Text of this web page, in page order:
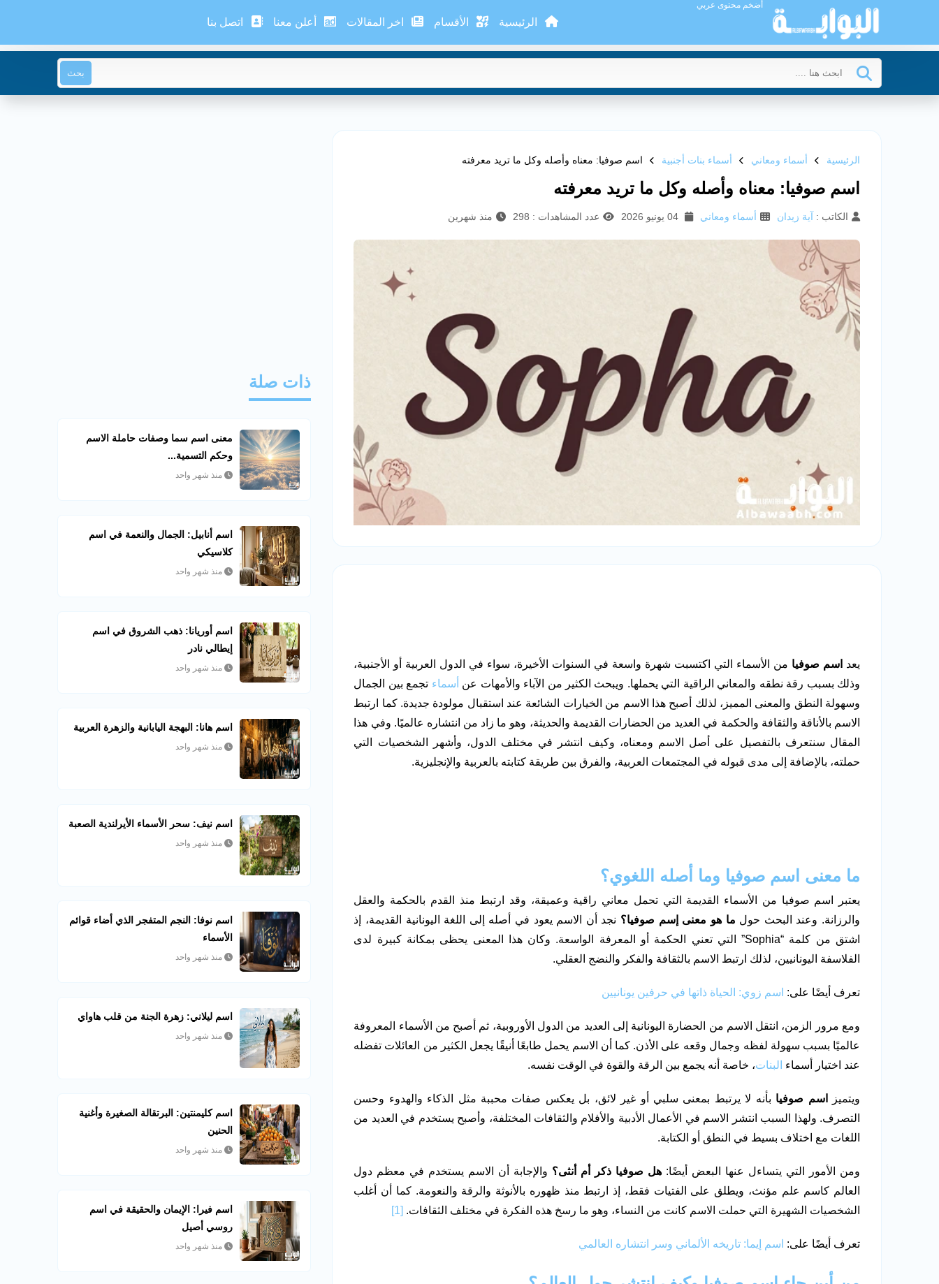
أضخم محتوى عربي
الرئيسية الأقسام اخر المقالات أعلن معنا اتصل بنا
بحث
الرئيسية أسماء ومعاني أسماء بنات أجنبية اسم صوفيا: معناه وأصله وكل ما تريد معرفته
اسم صوفيا: معناه وأصله وكل ما تريد معرفته
الكاتب : آية زيدان أسماء ومعاني عدد المشاهدات : 298 منذ شهرين
يعد اسم صوفيا من الأسماء التي اكتسبت شهرة واسعة في السنوات الأخيرة، سواء في الدول العربية أو الأجنبية،
وذلك بسبب رقة نطقه والمعاني الراقية التي يحملها. ويبحث الكثير من الآباء والأمهات عن أسماء تجمع بين الجمال
وسهولة النطق والمعنى المميز، لذلك أصبح هذا الاسم من الخيارات الشائعة عند استقبال مولودة جديدة. كما ارتبط
الاسم بالأناقة والثقافة والحكمة في العديد من الحضارات القديمة والحديثة، وهو ما زاد من انتشاره عالميًا. وفي هذا
المقال سنتعرف بالتفصيل على أصل الاسم ومعناه، وكيف انتشر في مختلف الدول، وأشهر الشخصيات التي
حملته، بالإضافة إلى مدى قبوله في المجتمعات العربية، والفرق بين طريقة كتابته بالعربية والإنجليزية.
ما معنى اسم صوفيا وما أصله اللغوي؟
يعتبر اسم صوفيا من الأسماء القديمة التي تحمل معاني راقية وعميقة، وقد ارتبط منذ القدم بالحكمة والعقل
والرزانة. وعند البحث حول ما هو معنى إسم صوفيا؟ نجد أن الاسم يعود في أصله إلى اللغة اليونانية القديمة، إذ
اشتق من كلمة “Sophia” التي تعني الحكمة أو المعرفة الواسعة. وكان هذا المعنى يحظى بمكانة كبيرة لدى
الفلاسفة اليونانيين، لذلك ارتبط الاسم بالثقافة والفكر والنضج العقلي.
تعرف أيضًا على: اسم زوي: الحياة ذاتها في حرفين يونانيين
ومع مرور الزمن، انتقل الاسم من الحضارة اليونانية إلى العديد من الدول الأوروبية، ثم أصبح من الأسماء المعروفة
عالميًا بسبب سهولة لفظه وجمال وقعه على الأذن. كما أن الاسم يحمل طابعًا أنيقًا يجعل الكثير من العائلات تفضله
عند اختيار أسماء البنات، خاصة أنه يجمع بين الرقة والقوة في الوقت نفسه.
ويتميز اسم صوفيا بأنه لا يرتبط بمعنى سلبي أو غير لائق، بل يعكس صفات محببة مثل الذكاء والهدوء وحسن
التصرف. ولهذا السبب انتشر الاسم في الأعمال الأدبية والأفلام والثقافات المختلفة، وأصبح يستخدم في العديد من
اللغات مع اختلاف بسيط في النطق أو الكتابة.
ومن الأمور التي يتساءل عنها البعض أيضًا: هل صوفيا ذكر أم أنثى؟ والإجابة أن الاسم يستخدم في معظم دول
العالم كاسم علم مؤنث، ويطلق على الفتيات فقط، إذ ارتبط منذ ظهوره بالأنوثة والرقة والنعومة. كما أن أغلب
الشخصيات الشهيرة التي حملت الاسم كانت من النساء، وهو ما رسخ هذه الفكرة في مختلف الثقافات. [1]
تعرف أيضًا على: اسم إيما: تاريخه الألماني وسر انتشاره العالمي
ذات صلة
معنى اسم سما وصفات حاملة الاسم
وحكم التسمية...
منذ شهر واحد
اسم أنابيل: الجمال والنعمة في اسم
كلاسيكي
منذ شهر واحد
اسم أوريانا: ذهب الشروق في اسم
إيطالي نادر
منذ شهر واحد
اسم هانا: البهجة اليابانية والزهرة العربية
منذ شهر واحد
اسم نيف: سحر الأسماء الأيرلندية الصعبة
منذ شهر واحد
اسم نوفا: النجم المتفجر الذي أضاء قوائم
الأسماء
منذ شهر واحد
اسم ليلاني: زهرة الجنة من قلب هاواي
منذ شهر واحد
اسم كليمنتين: البرتقالة الصغيرة وأغنية
الحنين
منذ شهر واحد
اسم فيرا: الإيمان والحقيقة في اسم
روسي أصيل
منذ شهر واحد